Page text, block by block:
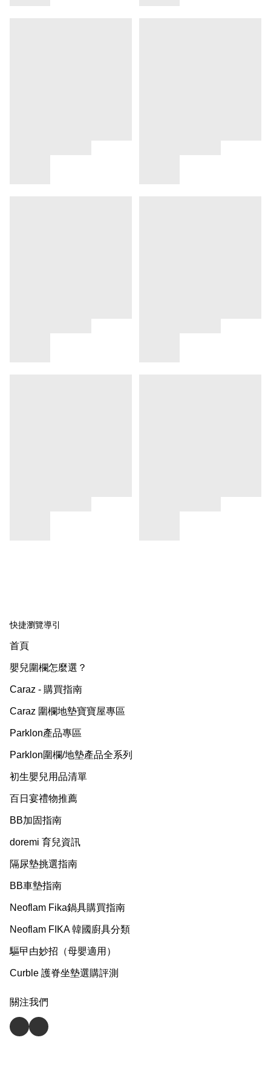
快捷瀏覽導引
首頁
嬰兒圍欄怎麼選？
Caraz - 購買指南
Caraz 圍欄地墊寶寶屋專區
Parklon產品專區
Parklon圍欄/地墊產品全系列
初生嬰兒用品清單
百日宴禮物推薦
BB加固指南
doremi 育兒資訊
隔尿墊挑選指南
BB車墊指南
Neoflam Fika鍋具購買指南
Neoflam FIKA 韓國廚具分類
驅曱甴妙招（母嬰適用）
Curble 護脊坐墊選購評測
關注我們